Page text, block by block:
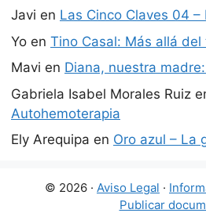
Javi en Las Cinco Claves 04 –
Yo en Tino Casal: Más allá del
Mavi en Diana, nuestra
Gabriela Isabel Morales Ruiz
Autohemoterapia
Ely Arequipa en Oro azul – La
© 2026 · Aviso Legal ·
Publicar